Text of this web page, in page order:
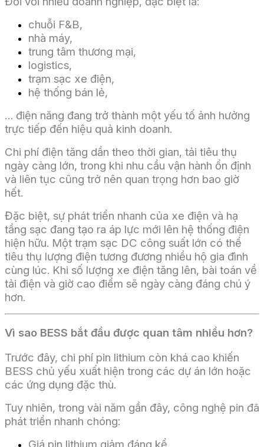
chuỗi F&B,
nhà máy,
trung tâm thương mại,
logistics,
trạm sạc xe điện,
hệ thống bán lẻ,
… điện năng đang trở thành một yếu tố ảnh hưởng
trực tiếp đến hiệu quả kinh doanh.
Chi phí điện tăng dần theo thời gian, tải tiêu thụ
ngày càng lớn, trong khi nhu cầu vận hành ổn định
và liên tục cũng trở nên quan trọng hơn bao giờ
hết.
Đặc biệt, sự phát triển nhanh của xe điện và hạ
tầng sạc đang tạo ra áp lực mới lên hệ thống điện
hiện hữu. Một trạm sạc DC công suất lớn có thể
tiêu thụ lượng điện tương đương nhiều hộ gia đình
cùng lúc. Khi số lượng xe điện tăng lên, bài toán về
tải điện và giờ cao điểm sẽ ngày càng đáng chú ý
hơn.
Vì sao BESS bắt đầu được quan tâm nhiều hơn?
Trước đây, chi phí pin lithium còn khá cao khiến
BESS chủ yếu xuất hiện trong các dự án lớn hoặc
các ứng dụng đặc thù.
Tuy nhiên, trong vài năm gần đây, công nghệ pin đã
phát triển nhanh chóng: